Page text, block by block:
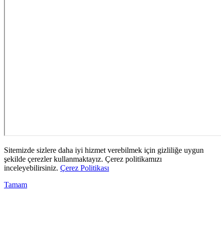
Sitemizde sizlere daha iyi hizmet verebilmek için gizliliğe uygun
şekilde çerezler kullanmaktayız. Çerez politikamızı
inceleyebilirsiniz. Çerez Politikası
Tamam